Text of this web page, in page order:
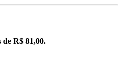
de R$ 81,00.